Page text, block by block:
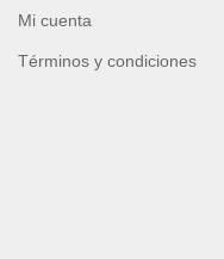
Mi cuenta
Términos y condiciones